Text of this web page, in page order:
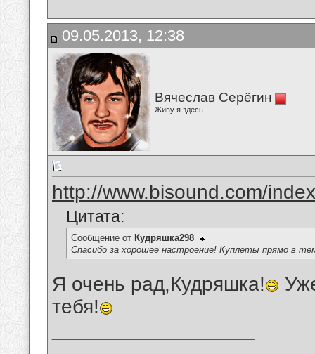
09.05.2013, 12:38
Вячеслав Серёгин
Живу я здесь
http://www.bisound.com/
Цитата:
Сообщение от Кудряшка298
Спасибо за хорошее настроение! Куплеты прямо в
Я очень рад,Кудряшка!
тебя!